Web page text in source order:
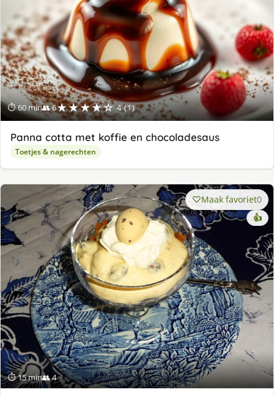
⏱ 60 min👥 6★★★★☆ 4 (1)
Panna cotta met koffie en chocoladesaus
Toetjes & nagerechten
⏱ 15 min👥 4
Maak favoriet0
👍